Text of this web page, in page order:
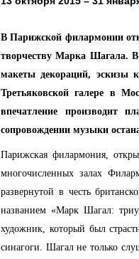
В Парижской филармонии
творчеству Марка Шагала. В
макеты декораций, эскизы
Третьяковской галере в
впечатление производит
сопровождении музыки
Парижская филармония,
многочисленных залах
развернутой в честь
названием «Марк Шагал:
художник, который был
синагоги. Шагал не только